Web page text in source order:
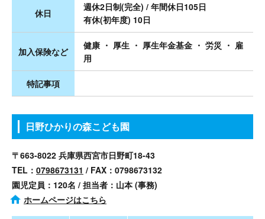
休日
週休2日制(完全) / 年間休日105日
有休(初年度) 10日
加入保険など
健康 ・ 厚生 ・ 厚生年金基金 ・ 労災 ・ 雇
用
特記事項
日野ひかりの森こども園
〒663-8022 兵庫県西宮市日野町18-43
TEL： 0798673131 / FAX：0798673132
園児定員：120名 / 担当者：山本 (事務)
ホームページはこちら